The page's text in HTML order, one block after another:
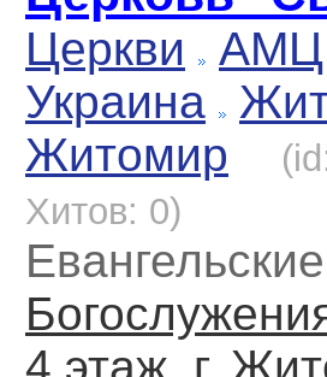
Церкви
Украина
Житомир
Хитов: 0)